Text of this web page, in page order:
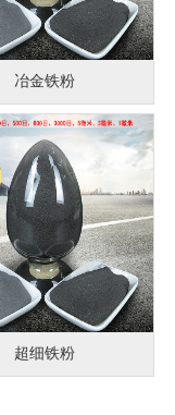
冶金铁粉
超细铁粉